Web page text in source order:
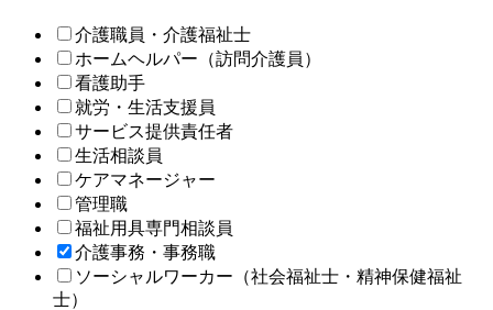
介護職員・介護福祉士
ホームヘルパー（訪問介護員）
看護助手
就労・生活支援員
サービス提供責任者
生活相談員
ケアマネージャー
管理職
福祉用具専門相談員
介護事務・事務職
ソーシャルワーカー（社会福祉士・精神保健福祉
士）